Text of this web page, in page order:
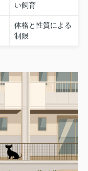
い飼育
体格と性質による
制限